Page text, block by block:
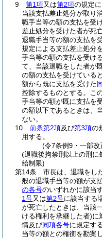
9
第1項又は第2項の規定
当該支払差止処分が取り
職手当等の額の支払を受
差止処分を受けた者が死
退職手当等の額の支払を
規定による支払差止処分
手当等の額の支払を受け
て、当該退職をした者が
の額の支払を受けている
額から既に支払を受けた
控除するものとする。
こ
手当等の額が既に支払を
の額以下であるときは、
ない。
10
前条第2項及び第3項の
用する。
(令7条例9・一部改
(退職後拘禁刑以上の刑に
給制限)
第14条
市長は、退職をし
般の退職手当等の額が支
の各号のいずれかに該当
1号又は第2号に該当する
が死亡したときは、当該
ける権利を承継した者)に
情及び同項各号に規定す
当等の額との権衡を勘案